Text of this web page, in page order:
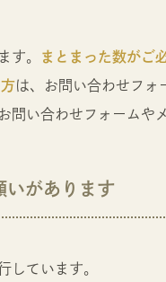
。 まとまった数がご
は、お問い合わせフォ
問い合わせフォームや
いがあります
ています。